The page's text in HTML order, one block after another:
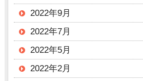
2022年9月
2022年7月
2022年5月
2022年2月